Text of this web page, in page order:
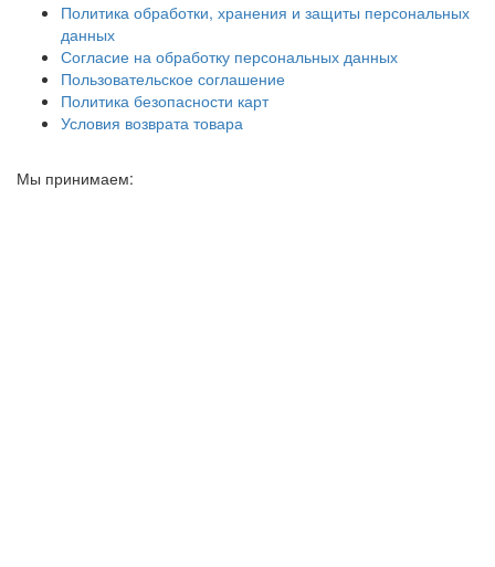
Политика обработки, хранения и защиты персональных
данных
Согласие на обработку персональных данных
Пользовательское соглашение
Политика безопасности карт
Условия возврата товара
Мы принимаем: